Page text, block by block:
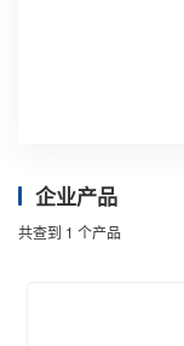
企业产品
共查到 1 个产品